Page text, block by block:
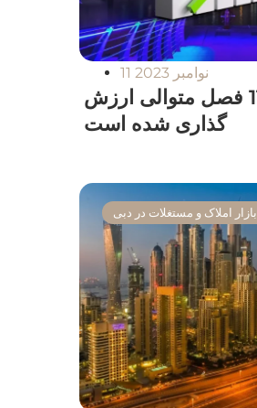
11 نوامبر 2023
املاک دبی برای 11 فصل متوالی ارزش
گذاری شده است
بازار املاک و مستغلات در دبی